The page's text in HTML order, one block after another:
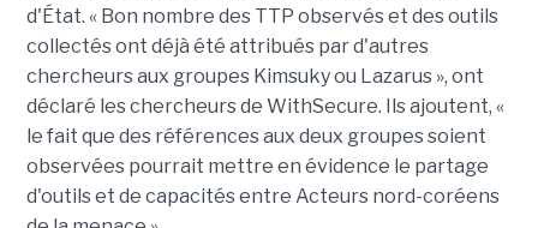
d'État. « Bon nombre des TTP observés et des outils
collectés ont déjà été attribués par d'autres
chercheurs aux groupes Kimsuky ou Lazarus », ont
déclaré les chercheurs de WithSecure. Ils ajoutent, «
le fait que des références aux deux groupes soient
observées pourrait mettre en évidence le partage
d'outils et de capacités entre Acteurs nord-coréens